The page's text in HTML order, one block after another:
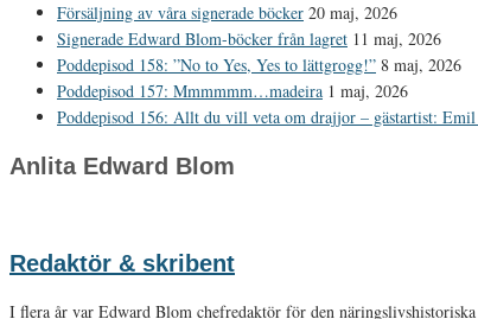
Försäljning av våra signerade böcker 20 maj, 2026
Signerade Edward Blom-böcker från lagret 11 maj, 2026
Poddepisod 158: ”No to Yes, Yes to lättgrogg!” 8 maj, 2026
Poddepisod 157: Mmmmmm…madeira 1 maj, 2026
Poddepisod 156: Allt du vill veta om drajjor – gästartist:
Anlita Edward Blom
Redaktör & skribent
I flera år var Edward Blom chefredaktör för den